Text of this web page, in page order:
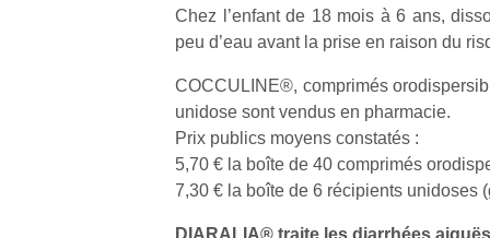
Chez l’enfant de 18 mois à 6 ans,
peu d’eau avant la prise en raison du
COCCULINE®, comprimés
unidose sont vendus en pharmacie.
Prix publics moyens constatés :
5,70 € la boîte de 40 comprimés
7,30 € la boîte de 6 récipients unidoses
DIARALIA® traite les diarrhées